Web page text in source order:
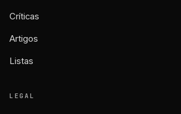
Críticas
Artigos
Listas
LEGAL